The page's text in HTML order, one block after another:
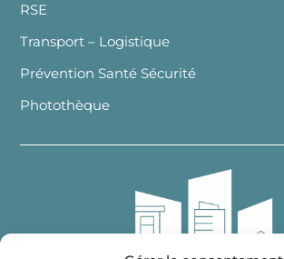
RSE
Transport – Logistique
Prévention Santé Sécurité
Photothèque